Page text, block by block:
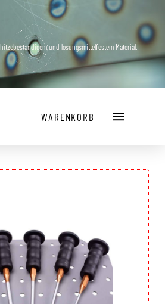
und lösungsmittelfestem Material.
WARENKORB